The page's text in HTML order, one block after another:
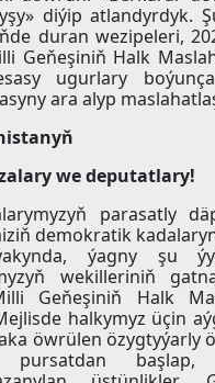
diýip atlandyrdyk.
duran wezipeleri,
Geňeşiniň Halk
ugurlary
ara alyp
we deputatlary!
parasatly
demokratik
ýagny şu
wekilleriniň
Geňeşiniň Halk
halkymyz üçin
öwrülen özygtyýarly
pursatdan başlap,